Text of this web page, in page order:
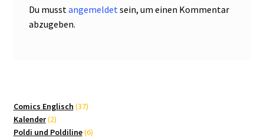
Du musst angemeldet sein, um einen Kommentar
abzugeben.
Comics Englisch 3737
Kalender 22
Produkte
Poldi und Poldiline 66